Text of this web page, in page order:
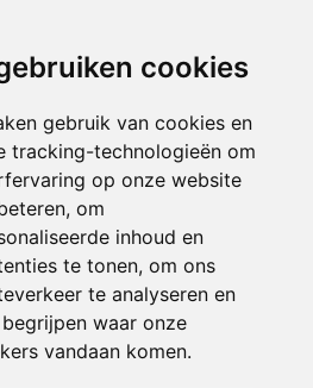
cookies
gebruik van cookies en
tracking-technologieën om
op onze website
om
inhoud en
te tonen, om ons
te analyseren en
waar onze
vandaan komen.
en Adje
Paul De Leeuw